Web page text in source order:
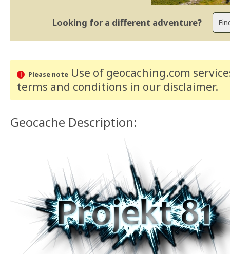
Looking for a different adventure?
Please noteUse of geocaching.com
terms and conditions in our disclaimer.
Geocache Description: